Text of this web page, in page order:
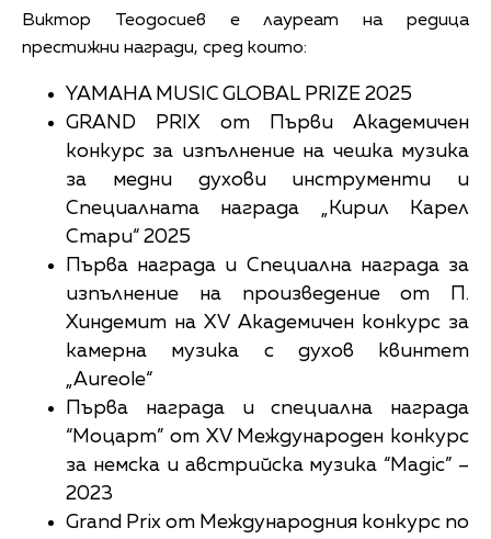
Виктор Теодосиев е лауреат на редица
престижни награди, сред които:
YAMAHA MUSIC GLOBAL PRIZE 2025
GRAND PRIX от Първи Академичен
конкурс за изпълнение на чешка музика
за медни духови инструменти и
Специалната награда „Кирил Карел
Стари“ 2025
Първа награда и Специална награда за
изпълнение на произведение от П.
Хиндемит на XV Академичен конкурс за
камерна музика с духов квинтет
„Aureole“
Първа награда и специална награда
“Моцарт” от XV Международен конкурс
за немска и австрийска музика “Magic” –
2023
Grand Prix от Международния конкурс по